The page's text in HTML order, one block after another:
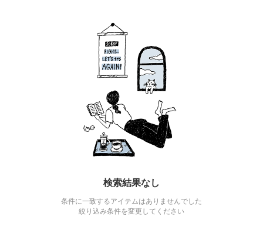
検索結果なし
条件に一致するアイテムはありませんでした
絞り込み条件を変更してください